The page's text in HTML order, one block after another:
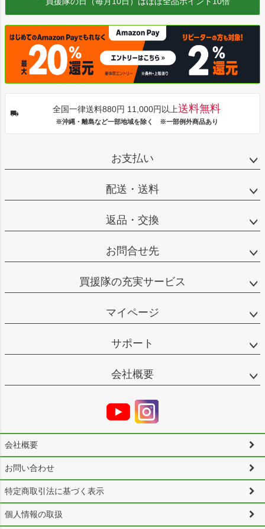
全国一律送料880円 11,000円以上送料無料
※沖縄・離島など一部地域を除く ※一部例外商品あり
お支払い
配送・送料
返品・交換
お問合せ先
買援隊の充実サービス
マイページ
サポート
会社概要
会社概要
お問い合わせ
特定商取引法に基づく表示
個人情報の取扱